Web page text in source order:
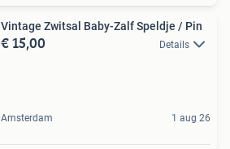
Vintage Zwitsal Baby-Zalf Speldje / Pin
€ 15,00 Details
Amsterdam 1 aug 26